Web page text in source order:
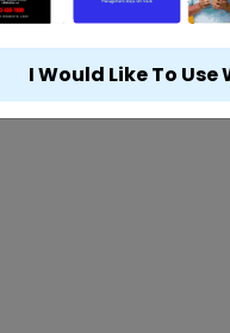
I Would Like To Use